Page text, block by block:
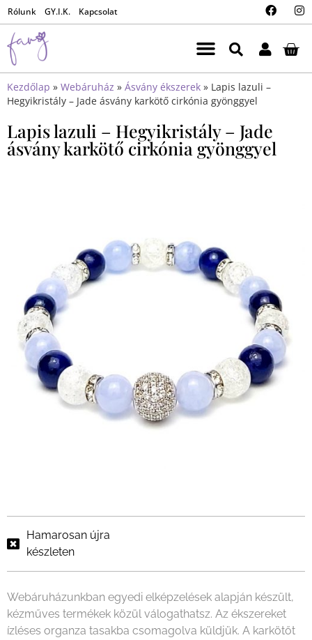
Rólunk GY.I.K. Kapcsolat
Kezdőlap » Webáruház » Ásvány ékszerek » Lapis lazuli –
Hegyikristály – Jade ásvány karkötő cirkónia gyönggyel
Lapis lazuli – Hegyikristály – Jade
ásvány karkötő cirkónia gyönggyel
Hamarosan újra
készleten
Webáruházunkban egyedi elképzelések alapján készült,
kézműves termékek közül válogathatsz. Az ékszereket
ízléses organza tasakba csomagolva küldjük. A karkötőt